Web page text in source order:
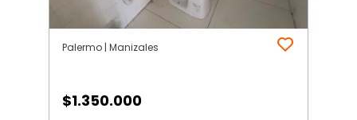
Palermo | Manizales
$1.350.000